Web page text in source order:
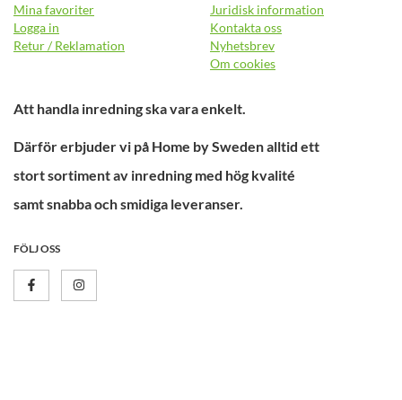
Mina favoriter
Logga in
Retur / Reklamation
Juridisk information
Kontakta oss
Nyhetsbrev
Om cookies
Att handla inredning ska vara enkelt.
Därför erbjuder vi på Home by Sweden alltid ett
stort sortiment av inredning med hög kvalité
samt snabba och smidiga leveranser.
FÖLJ OSS